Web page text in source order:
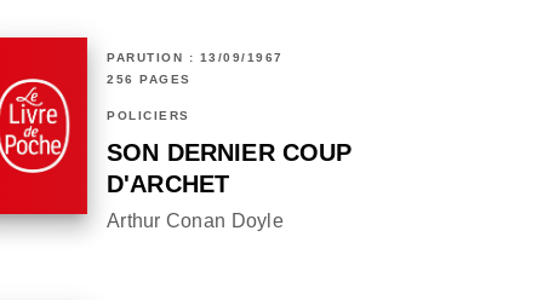
PARUTION : 13/09/1967
256 PAGES
POLICIERS
SON DERNIER COUP
D'ARCHET
Arthur Conan Doyle